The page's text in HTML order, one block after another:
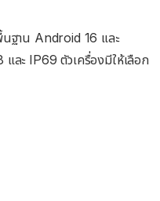
ฐาน Android 16 และ
ละ IP69 ตัวเครื่องมีให้เลือก